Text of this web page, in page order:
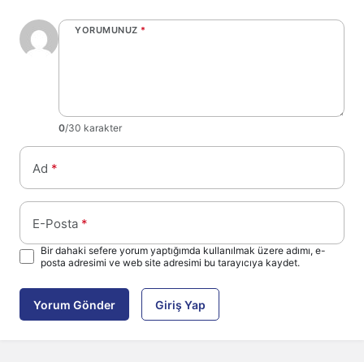
YORUMUNUZ *
0/30 karakter
Ad *
E-Posta *
Bir dahaki sefere yorum yaptığımda kullanılmak üzere adımı, e-
posta adresimi ve web site adresimi bu tarayıcıya kaydet.
Yorum Gönder Giriş Yap